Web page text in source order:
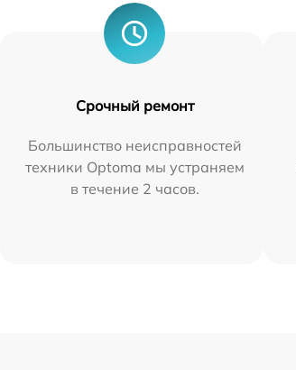
Срочный ремонт
Большинство неисправностей
техники Optoma мы устраняем
в течение 2 часов.